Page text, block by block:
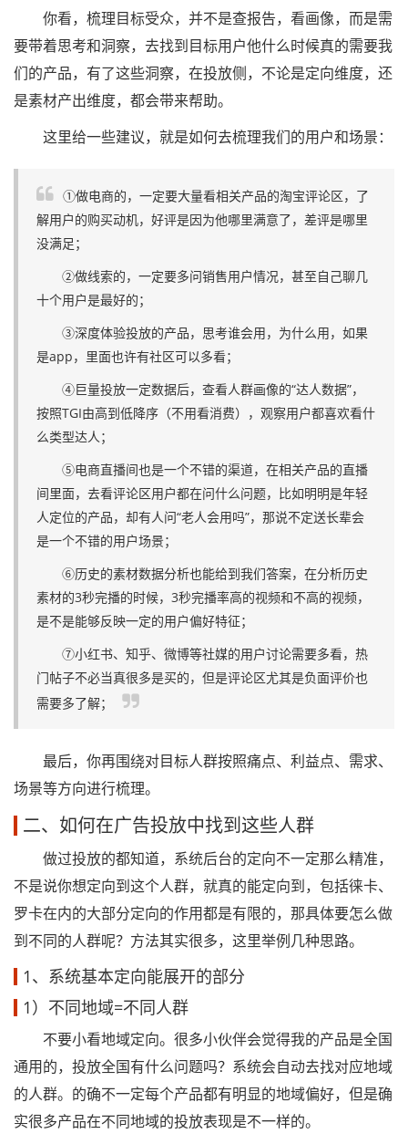
你看，梳理目标受众，并不是查报告，看画像，而是需
要带着思考和洞察，去找到目标用户他什么时候真的需要我
们的产品，有了这些洞察，在投放侧，不论是定向维度，还
是素材产出维度，都会带来帮助。
这里给一些建议，就是如何去梳理我们的用户和场景：
①做电商的，一定要大量看相关产品的淘宝评论区，了
解用户的购买动机，好评是因为他哪里满意了，差评是哪里
没满足；
②做线索的，一定要多问销售用户情况，甚至自己聊几
十个用户是最好的；
③深度体验投放的产品，思考谁会用，为什么用，如果
是app，里面也许有社区可以多看；
④巨量投放一定数据后，查看人群画像的“达人数据”，
按照TGI由高到低降序（不用看消费），观察用户都喜欢看什
么类型达人；
⑤电商直播间也是一个不错的渠道，在相关产品的直播
间里面，去看评论区用户都在问什么问题，比如明明是年轻
人定位的产品，却有人问“老人会用吗”，那说不定送长辈会
是一个不错的用户场景；
⑥历史的素材数据分析也能给到我们答案，在分析历史
素材的3秒完播的时候，3秒完播率高的视频和不高的视频，
是不是能够反映一定的用户偏好特征；
⑦小红书、知乎、微博等社媒的用户讨论需要多看，热
门帖子不必当真很多是买的，但是评论区尤其是负面评价也
需要多了解；
最后，你再围绕对目标人群按照痛点、利益点、需求、
场景等方向进行梳理。
二、如何在广告投放中找到这些人群
做过投放的都知道，系统后台的定向不一定那么精准，
不是说你想定向到这个人群，就真的能定向到，包括徕卡、
罗卡在内的大部分定向的作用都是有限的，那具体要怎么做
到不同的人群呢？方法其实很多，这里举例几种思路。
1、系统基本定向能展开的部分
1）不同地域=不同人群
不要小看地域定向。很多小伙伴会觉得我的产品是全国
通用的，投放全国有什么问题吗？系统会自动去找对应地域
的人群。的确不一定每个产品都有明显的地域偏好，但是确
实很多产品在不同地域的投放表现是不一样的。